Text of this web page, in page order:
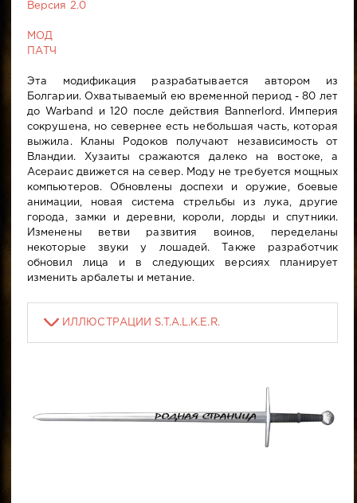
Версия 2.0
МОД
ПАТЧ
Эта модификация разрабатывается автором из
Болгарии. Охватываемый ею временной период - 80 лет
до Warband и 120 после действия Bannerlord. Империя
сокрушена, но севернее есть небольшая часть, которая
выжила. Кланы Родоков получают независимость от
Вландии. Хузаиты сражаются далеко на востоке, а
Асераис движется на север. Моду не требуется мощных
компьютеров. Обновлены доспехи и оружие, боевые
анимации, новая система стрельбы из лука, другие
города, замки и деревни, короли, лорды и спутники.
Изменены ветви развития воинов, переделаны
некоторые звуки у лошадей. Также разработчик
обновил лица и в следующих версиях планирует
изменить арбалеты и метание.
ИЛЛЮСТРАЦИИ S.T.A.L.K.E.R.